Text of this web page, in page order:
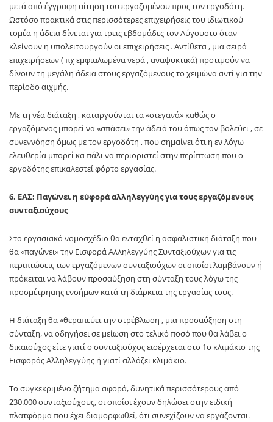
μετά από έγγραφη αίτηση του εργαζομένου προς τον εργοδότη.
Ωστόσο πρακτικά στις περισσότερες επιχειρήσεις του ιδιωτικού
τομέα η άδεια δίνεται για τρεις εβδομάδες τον Αύγουστο όταν
κλείνουν η υπολειτουργούν οι επιχειρήσεις . Αντίθετα , μια σειρά
επιχειρήσεων ( πχ εμφιαλωμένα νερά , αναψυκτικά) προτιμούν να
δίνουν τη μεγάλη άδεια στους εργαζόμενους το χειμώνα αντί για την
περίοδο αιχμής.
Με τη νέα διάταξη , καταργούνται τα «στεγανά» καθώς ο
εργαζόμενος μπορεί να «σπάσει» την άδειά του όπως τον βολεύει , σε
συνεννόηση όμως με τον εργοδότη , που σημαίνει ότι η εν λόγω
ελευθερία μπορεί κα πάλι να περιοριστεί στην περίπτωση που ο
εργοδότης επικαλεστεί φόρτο εργασίας.
6. ΕΑΣ: Παγώνει η εύφορά αλληλεγγύης για τους εργαζόμενους
συνταξιούχους
Στο εργασιακό νομοσχέδιο θα ενταχθεί η ασφαλιστική διάταξη που
θα «παγώνει» την Εισφορά Αλληλεγγύης Συνταξιούχων για τις
περιπτώσεις των εργαζόμενων συνταξιούχων οι οποίοι λαμβάνουν ή
πρόκειται να λάβουν προσαύξηση στη σύνταξη τους λόγω της
προσμέτρηαης ενσήμων κατά τη διάρκεια της εργασίας τους.
Η διάταξη θα «θεραπεύει την στρέβλωση , μια προσαύξηση στη
σύνταξη, να οδηγήσει σε μείωση στο τελικό ποσό που θα λάβει ο
δικαιούχος είτε γιατί ο συνταξιούχος εισέρχεται στο 1ο κλιμάκιο της
Εισφοράς Αλληλεγγύης ή γιατί αλλάζει κλιμάκιο.
Το συγκεκριμένο ζήτημα αφορά, δυνητικά περισσότερους από
230.000 συνταξιούχους, οι οποίοι έχουν δηλώσει στην ειδική
πλατφόρμα που έχει διαμορφωθεί, ότι συνεχίζουν να εργάζονται.